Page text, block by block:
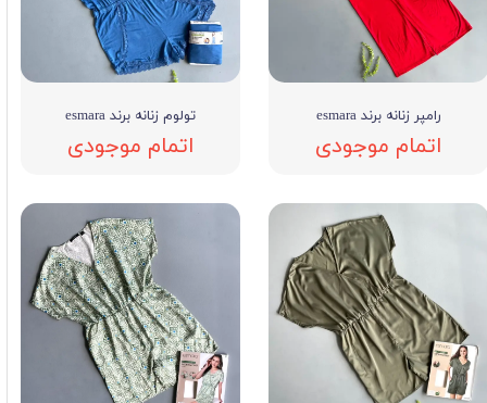
رامپر زنانه برند esmara
اتمام موجودی
تولوم زنانه برند esmara
اتمام موجودی